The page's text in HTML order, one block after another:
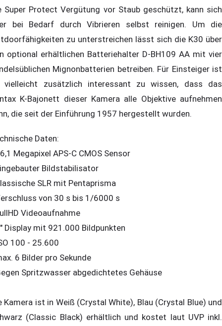
Super Protect Vergütung vor Staub geschützt, kann sich
bei Bedarf durch Vibrieren selbst reinigen. Um die
zu unterstreichen lässt sich die K30 über
optional erhältlichen Batteriehalter D-BH109 AA mit vier
Mignonbatterien betreiben. Für Einsteiger ist
vielleicht zusätzlich interessant zu wissen, dass das
K-Bajonett dieser Kamera alle Objektive aufnehmen
die seit der Einführung 1957 hergestellt wurden.
Daten:
Megapixel APS-C CMOS Sensor
Bildstabilisator
SLR mit Pentaprisma
von 30 s bis 1/6000 s
Videoaufnahme
Display mit 921.000 Bildpunkten
100 - 25.600
6 Bilder pro Sekunde
Spritzwasser abgedichtetes Gehäuse
Kamera ist in Weiß (Crystal White), Blau (Crystal Blue) und
(Classic Black) erhältlich und kostet laut UVP inkl.